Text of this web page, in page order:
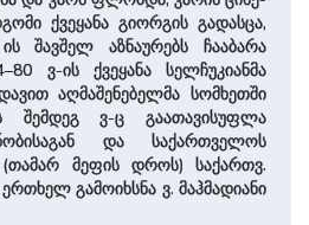
ქვეყანა გიორგის გადასცა,
აზნაურებს ჩააბარა
ვ-ის ქვეყანა სელჩუკიანმა
აღმაშენებელმა სომხეთში
შემდეგ ვ-ც გაათავისუფლა
და საქართველოს
მეფის დროს) საქართვ.
გამოიხსნა ვ. მაჰმადიანი